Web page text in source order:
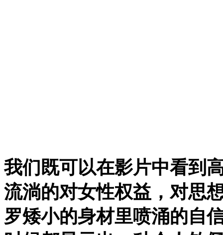
我们既可以在影片中看到
流淌的对女性权益，对思
罗矮小的身材里喷涌的自